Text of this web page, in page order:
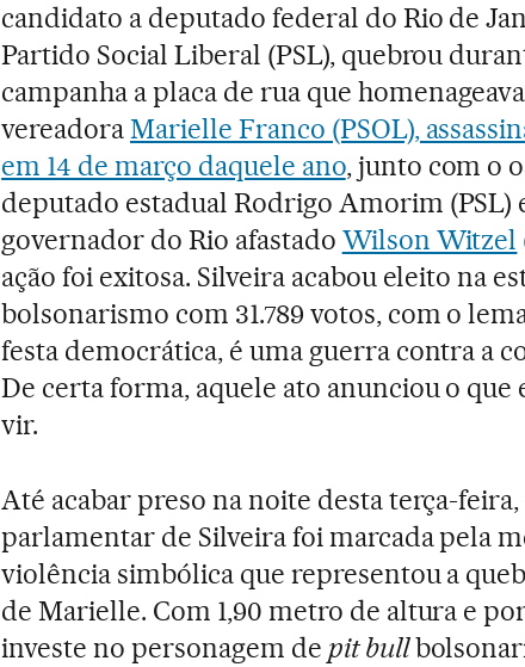
candidato a deputado federal do Rio de
Partido Social Liberal (PSL), quebrou
campanha a placa de rua que
vereadoraMarielle Franco (PSOL),
em 14 de março daquele ano, junto com o
deputado estadual Rodrigo Amorim (PSL)
governador do Rio afastado Wilson Witzel
ação foi exitosa. Silveira acabou eleito na
bolsonarismo com 31.789 votos, com o
festa democrática, é uma guerra contra a
De certa forma, aquele ato anunciou o que
vir.
Até acabar preso na noite desta terça-feira,
parlamentar de Silveira foi marcada pela
violência simbólica que representou a
de Marielle. Com 1,90 metro de altura e
investe no personagem de pit bull